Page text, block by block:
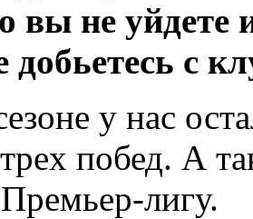
вы не уйдете
добьeтесь с
у нас
побед. А
лигу.